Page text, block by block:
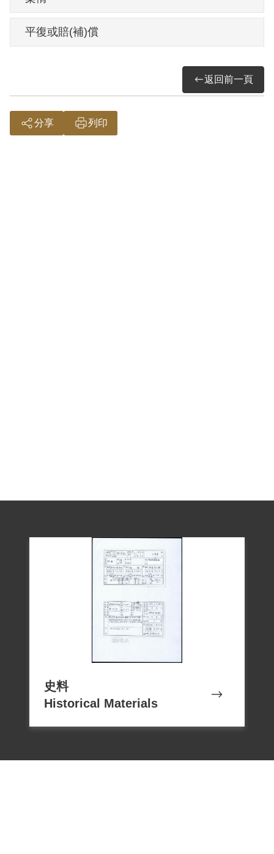
其於1999年4月向補償基金會提出申請，
2000年9月經第1屆第5次臨時董事會審核通
過予以補償。補償理由為其繕寫新民主主
義一書蠟紙供郭明哲油印之行為，不足以
實據。
平復或賠(補)償
返回前一頁
分享 列印
史料
Historical Materials